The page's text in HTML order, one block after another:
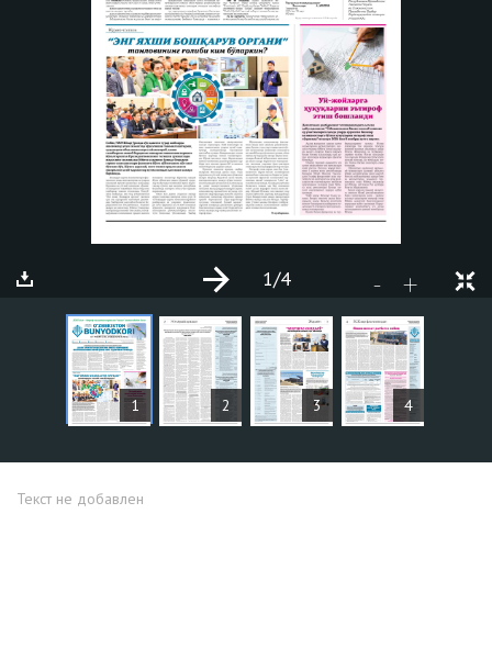
1 2 3 4
- +
1/4
СТАТЬИ
Текст не добавлен